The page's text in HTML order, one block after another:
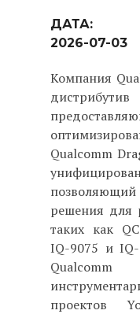
ДАТА:
2026-07-03
Компания
Qualcomm
решения для
таких как
IQ-9075 и
Qualcomm
проектов